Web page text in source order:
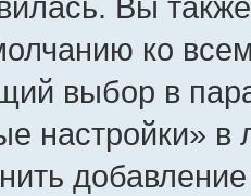
ко
выбор в
настройки»